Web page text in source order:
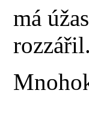
má
rozzářil.